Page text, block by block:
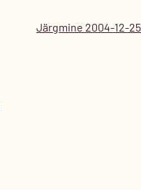
Järgmine 2004-12-25